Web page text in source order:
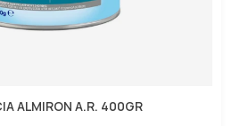
ALMIRON A.R. 400GR